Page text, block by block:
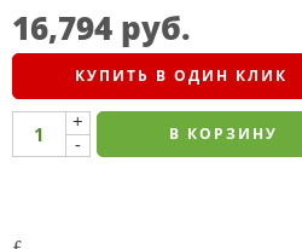
16,794 руб.
КУПИТЬ В ОДИН КЛИК
+
-
В КОРЗИНУ